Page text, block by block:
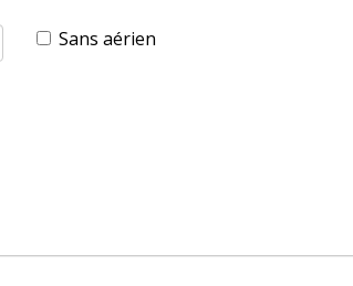
Sans aérien